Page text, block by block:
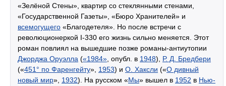
«Зелёной Стены», квартир со стеклянными стенами,
«Государственной Газеты», «Бюро Хранителей» и
всемогущего «Благодетеля». Но после встречи с
революционеркой I-330 его жизнь сильно меняется. Этот
роман повлиял на вышедшие позже романы-антиутопии
Джорджа Оруэлла («1984» , опубл. в 1948), Р. Д. Бредбери
(«451° по Фаренгейту», 1953) и О. Хаксли («О дивный
новый мир», 1932). На русском «Мы» вышел в 1952 в Нью-